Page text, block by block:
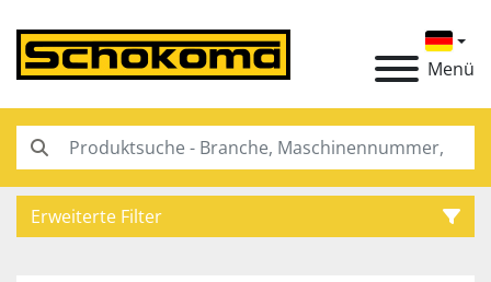
Menü
Erweiterte Filter